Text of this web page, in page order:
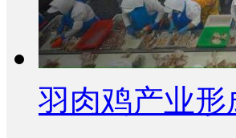
羽肉鸡产业形